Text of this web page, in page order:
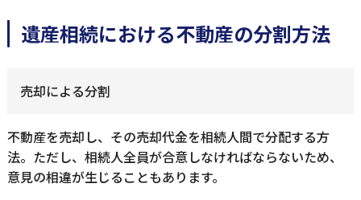
遺産相続における不動産の分割方法
売却による分割
不動産を売却し、その売却代金を相続人間で分配する方
法。ただし、相続人全員が合意しなければならないため、
意見の相違が生じることもあります。